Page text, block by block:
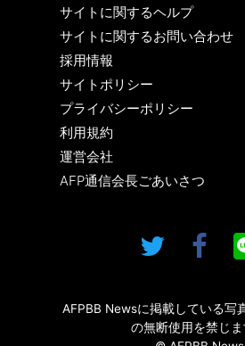
サイトに関するヘルプ
サイトに関するお問い合わせ
採用情報
サイトポリシー
プライバシーポリシー
利用規約
運営会社
AFP通信会長ごあいさつ
AFPBB Newsに掲載している写
の無断使用を禁じま